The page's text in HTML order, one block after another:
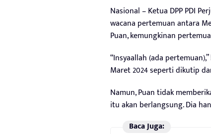
Nasional – Ketua DPP PDI
wacana pertemuan antara
Puan, kemungkinan
“Insyaallah (ada
Maret 2024 seperti dikutip
Namun, Puan tidak
itu akan berlangsung. Dia
Baca Juga: